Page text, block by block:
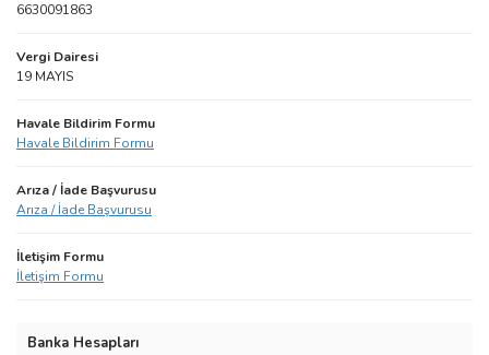
6630091863
Vergi Dairesi
19 MAYIS
Havale Bildirim Formu
Havale Bildirim Formu
Arıza / İade Başvurusu
Arıza / İade Başvurusu
İletişim Formu
İletişim Formu
Banka Hesapları